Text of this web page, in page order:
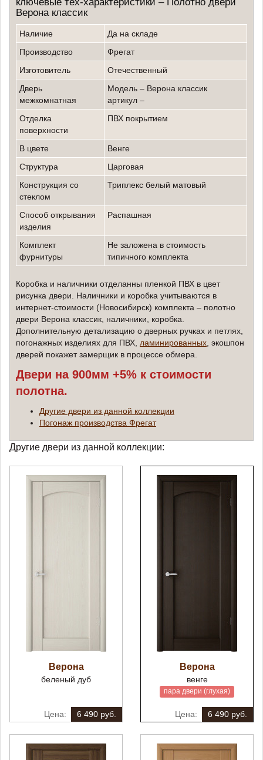
Верона классик
Наличие
да на складе
производство
Фрегат
изготовитель
отечественный
Дверь
межкомнатная
модель – Верона классик
артикул –
Отделка
поверхности
ПВХ покрытием
В цвете
венге
структура
Царговая
конструкция со
стеклом
триплекс белый матовый
способ открывания
изделия
Распашная
Комплект
фурнитуры
не заложена в стоимость
типичного комплекта
Коробка и наличники отделанны пленкой ПВХ в цвет
рисунка двери. Наличники и коробка учитываются в
интернет-стоимости (Новосибирск) комплекта – полотно
двери Верона классик, наличники, коробка.
Дополнительную детализацию о дверных ручках и петлях,
погонажных изделиях для ПВХ, ламинированных , экошпон
дверей покажет замерщик в процессе обмера.
Двери на 900мм +5% к стоимости
полотна.
Другие двери из данной коллекции
Погонаж производства Фрегат
Другие двери из данной коллекции:
Верона
беленый дуб
6 490 руб.
Верона
венге
пара двери (глухая)
6 490 руб.